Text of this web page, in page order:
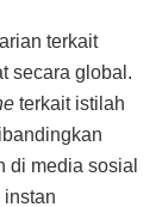
terkait
secara global.
terkait istilah
di media sosial
instan